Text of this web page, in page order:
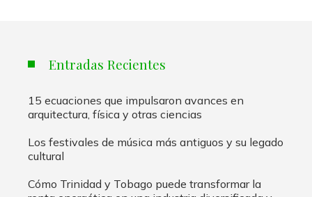
Entradas Recientes
15 ecuaciones que impulsaron avances en
arquitectura, física y otras ciencias
Los festivales de música más antiguos y su legado
cultural
Cómo Trinidad y Tobago puede transformar la